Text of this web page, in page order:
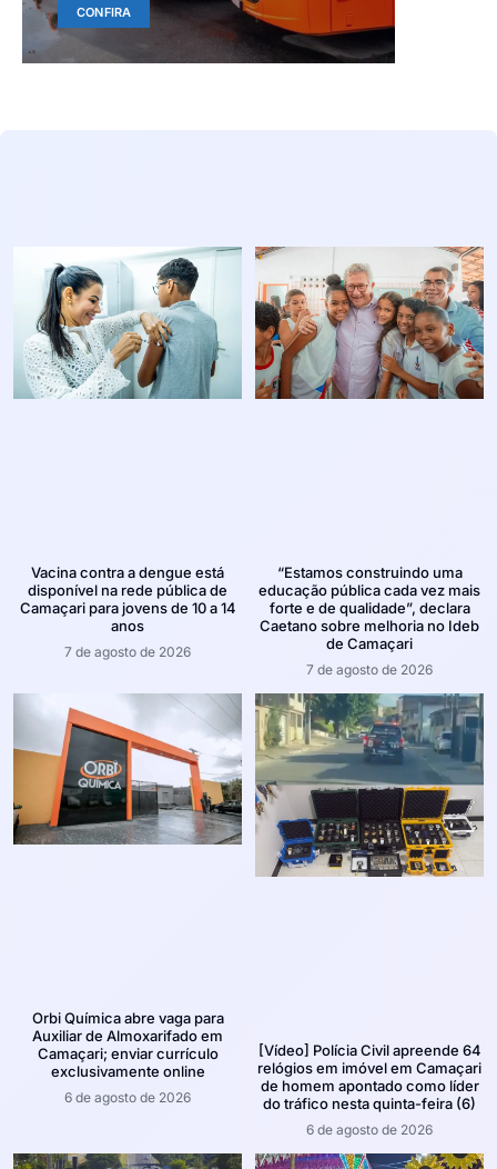
CONFIRA
Vacina contra a dengue está
disponível na rede pública de
Camaçari para jovens de 10 a 14
anos
7 de agosto de 2026
“Estamos construindo uma
educação pública cada vez mais
forte e de qualidade”, declara
Caetano sobre melhoria no Ideb
de Camaçari
7 de agosto de 2026
Orbi Química abre vaga para
Auxiliar de Almoxarifado em
Camaçari; enviar currículo
exclusivamente online
6 de agosto de 2026
[Vídeo] Polícia Civil apreende 64
relógios em imóvel em Camaçari
de homem apontado como líder
do tráfico nesta quinta-feira (6)
6 de agosto de 2026